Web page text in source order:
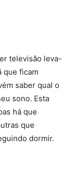
televisão leva-
que ficam
saber qual o
sono. Esta
há que
que
dormir.